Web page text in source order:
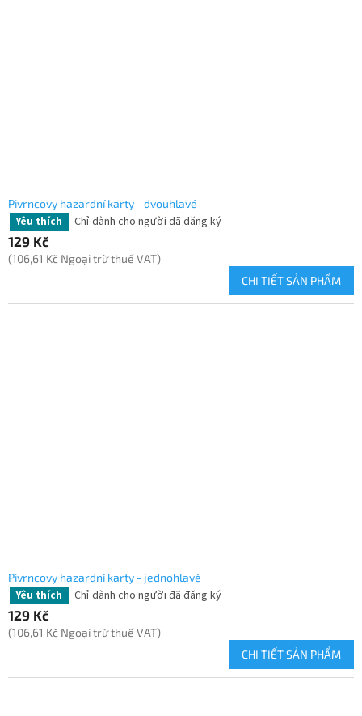
Pivrncovy hazardní karty - dvouhlavé
Yêu thích
Chỉ dành cho người đã đăng ký
129 Kč
(106,61 Kč Ngoại trừ thuế VAT)
CHI TIẾT SẢN PHẨM
Pivrncovy hazardní karty - jednohlavé
Yêu thích
Chỉ dành cho người đã đăng ký
129 Kč
(106,61 Kč Ngoại trừ thuế VAT)
CHI TIẾT SẢN PHẨM